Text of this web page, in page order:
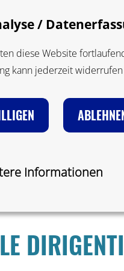
/
diese Website
kann jederzeit
Informationen
INHALTE NACH